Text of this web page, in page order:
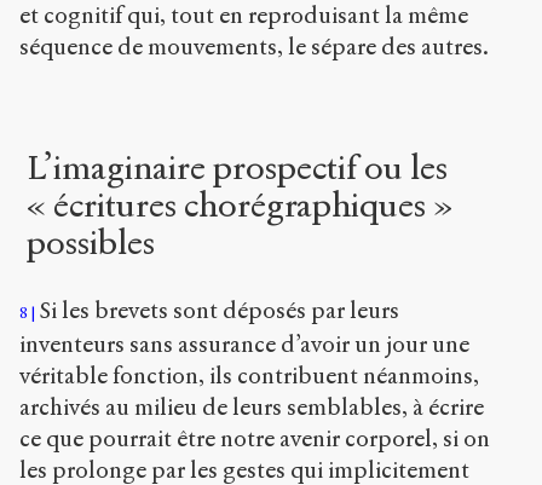
et cognitif qui, tout en reproduisant la même
séquence de mouvements, le sépare des autres.
L’imaginaire prospectif ou les
« écritures chorégraphiques »
possibles
8
Si les brevets sont déposés par leurs
inventeurs sans assurance d’avoir un jour une
véritable fonction, ils contribuent néanmoins,
archivés au milieu de leurs semblables, à écrire
ce que pourrait être notre avenir corporel, si on
les prolonge par les gestes qui implicitement